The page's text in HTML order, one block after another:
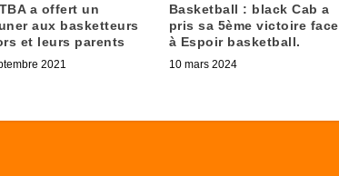
a offert un
aux basketteurs
et leurs parents
2021
Basketball : black Cab a
pris sa 5ème victoire face
à Espoir basketball.
10 mars 2024